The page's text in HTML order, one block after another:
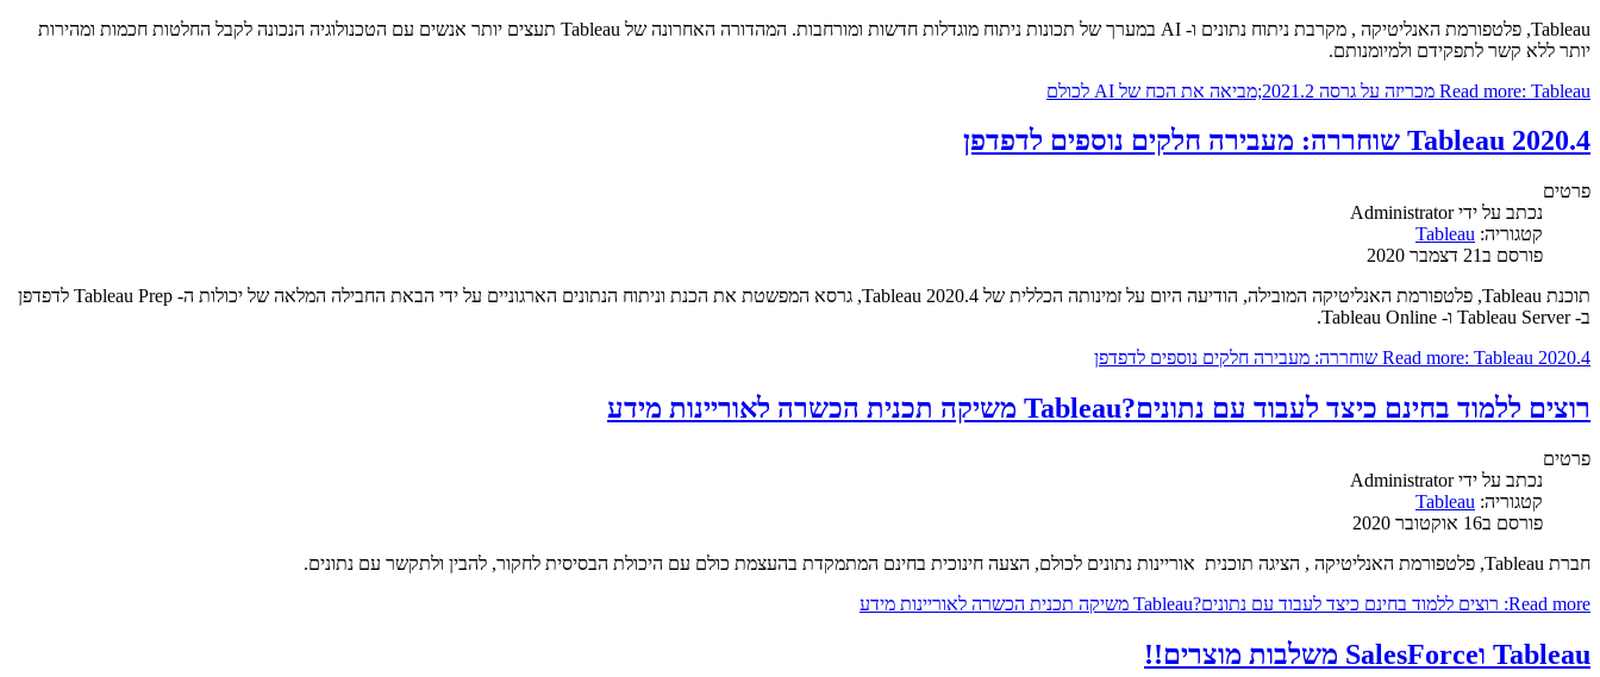
Tableau, פלטפורמת האנליטיקה , מקרבת ניתוח נתונים ו- AI במערך של תכונות ניתוח מוגדלות חדשות ומורחבות. המהדורה האחרונה של Tableau תעצים יותר אנשים עם הטכנולוגיה הנכונה לקבל החלטות חכמות ומהירות
יותר ללא קשר לתפקידם ולמיומנותם.
Read more: Tableau מכריזה על גרסה 2021.2;מביאה את הכח של AI לכולם
Tableau 2020.4 שוחררה: מעבירה חלקים נוספים לדפדפן
פרטים
נכתב על ידיAdministrator
קטגוריה: Tableau
פורסם ב21 דצמבר 2020
תוכנת Tableau, פלטפורמת האנליטיקה המובילה, הודיעה היום על זמינותה הכללית של Tableau 2020.4, גרסא המפשטת את הכנת וניתוח הנתונים הארגוניים על ידי הבאת החבילה המלאה של יכולות ה- Tableau Prep לדפדפן
ב- Tableau Server ו- Tableau Online.
Read more: Tableau 2020.4 שוחררה: מעבירה חלקים נוספים לדפדפן
רוצים ללמוד בחינם כיצד לעבוד עם נתונים?Tableau משיקה תכנית הכשרה לאוריינות מידע
פרטים
נכתב על ידיAdministrator
קטגוריה: Tableau
פורסם ב16 אוקטובר 2020
חברת Tableau, פלטפורמת האנליטיקה , הציגה תוכנית אוריינות נתונים לכולם, הצעה חינוכית בחינם המתמקדת בהעצמת כולם עם היכולת הבסיסית לחקור, להבין ולתקשר עם נתונים.
Read more: רוצים ללמוד בחינם כיצד לעבוד עם נתונים?Tableau משיקה תכנית הכשרה לאוריינות מידע
Tableau וSalesForce משלבות מוצרים!!